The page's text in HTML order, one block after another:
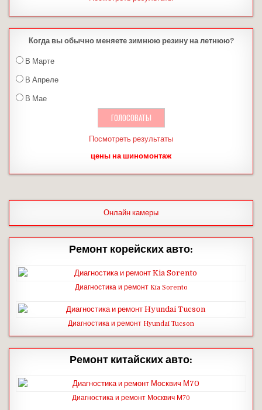
Когда вы обычно меняете зимнюю резину на летнюю?
В Марте
В Апреле
В Мае
Посмотреть результаты
цены на шиномонтаж
Онлайн камеры
Ремонт корейских авто:
Диагностика и ремонт Kia Sorento
Диагностика и ремонт Hyundai Tucson
Ремонт китайских авто:
Диагностика и ремонт Москвич М70